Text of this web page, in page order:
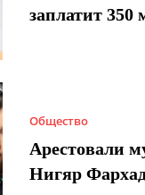
заплатит 350
Общество
Арестовали
Нигяр